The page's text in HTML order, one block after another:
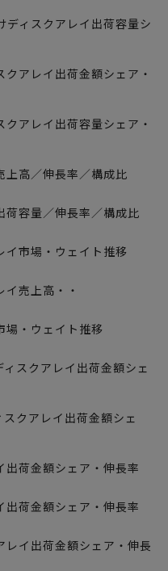
ディスクアレイ出荷容量シ
アレイ出荷金額シェア・
アレイ出荷容量シェア・
上高／伸長率／構成比
荷容量／伸長率／構成比
イ市場・ウェイト推移
売上高・・
場・ウェイト推移
スクアレイ出荷金額シェ
クアレイ出荷金額シェ
出荷金額シェア・伸長率
出荷金額シェア・伸長率
レイ出荷金額シェア・伸長